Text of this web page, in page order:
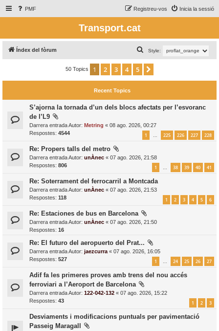
PMF Inicia la sessió
Registreu-vos
Transport.cat
Índex del fòrum Style:
e
50 Topics 1 2 3 4 5
Recent Topics
S’ajorna la tornada d’un dels blocs afectats per l’esvoranc
de l’L9
Darrera entrada Autor: Metring « 08 ago. 2026, 00:27
Respostes: 4544 1 … 225 226 227 228
Re: Propers talls del metro
Darrera entrada Autor: unÀnec « 07 ago. 2026, 21:58
Respostes: 806 1 … 38 39 40 41
Re: Soterrament del ferrocarril a Montcada
Darrera entrada Autor: unÀnec « 07 ago. 2026, 21:53
Respostes: 118 1 2 3 4 5 6
Re: Estaciones de bus en Barcelona
Darrera entrada Autor: unÀnec « 07 ago. 2026, 21:50
Respostes: 16
Re: El futuro del aeropuerto del Prat...
Darrera entrada Autor: jaezcurra « 07 ago. 2026, 16:05
Respostes: 527 1 … 24 25 26 27
Adif fa les primeres proves amb trens del nou accés
ferroviari a l’Aeroport de Barcelona
Darrera entrada Autor: 122-042-132 « 07 ago. 2026, 15:22
Respostes: 43 1 2 3
Desviaments i modificacions puntuals per pavimentació
Passeig Maragall